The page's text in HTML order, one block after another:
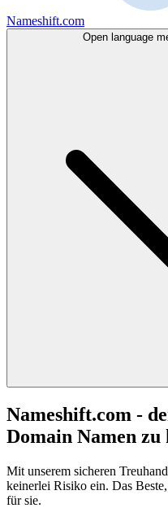
Nameshift.com
Open language
Nameshift.com -
Domain Namen zu
Mit unserem sicheren
keinerlei Risiko ein. Das
für sie.